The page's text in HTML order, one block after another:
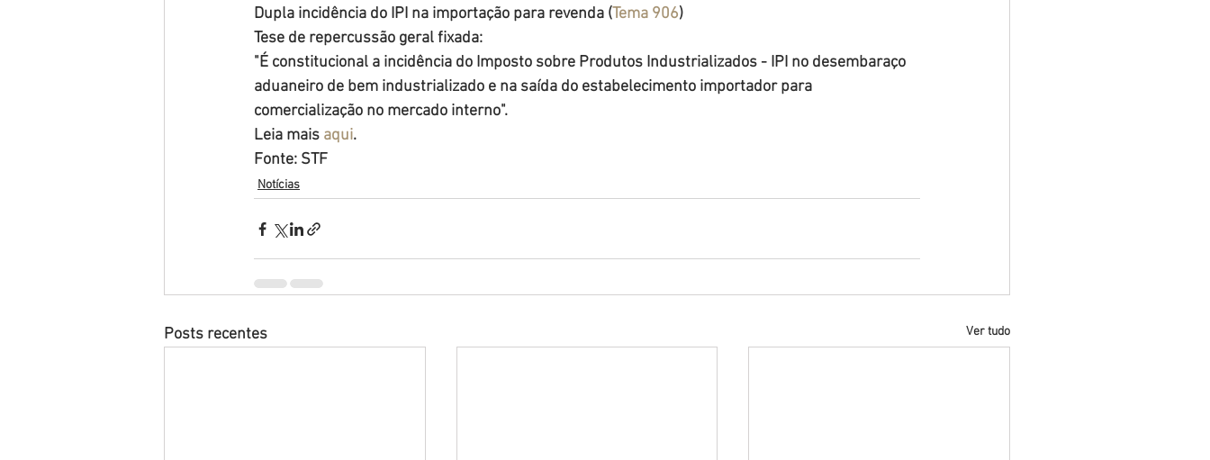
Dupla incidência do IPI na importação para revenda (Tema 906)
Tese de repercussão geral fixada:
"É constitucional a incidência do Imposto sobre Produtos Industrializados - IPI no desembaraço
aduaneiro de bem industrializado e na saída do estabelecimento importador para
comercialização no mercado interno".
Leia mais aqui.
Fonte: STF
Notícias
Posts recentes Ver tudo